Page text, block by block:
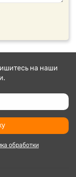
на наши
обработки